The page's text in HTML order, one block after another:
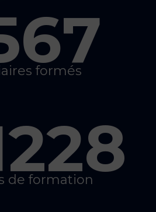
formés
de formation